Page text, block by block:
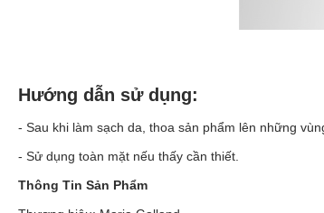
Hướng dẫn sử dụng:
- Sau khi làm sạch da, thoa sản phẩm lên những
- Sử dụng toàn mặt nếu thấy cần thiết.
Thông Tin Sản Phẩm